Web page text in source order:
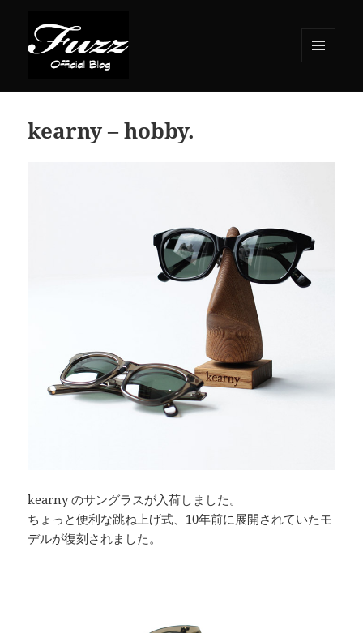
kearny – hobby.
kearny のサングラスが入荷しました。
ちょっと便利な跳ね上げ式、10年前に展開されていたモ
デルが復刻されました。